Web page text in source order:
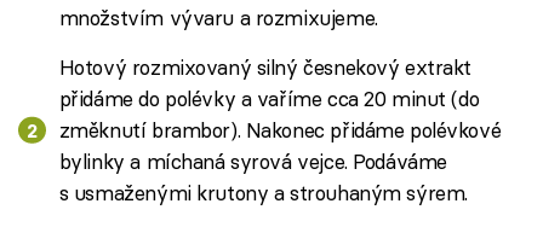
množstvím vývaru a rozmixujeme.
Hotový rozmixovaný silný česnekový extrakt
přidáme do polévky a vaříme cca 20 minut (do
změknutí brambor). Nakonec přidáme polévkové
bylinky a míchaná syrová vejce. Podáváme
s usmaženými krutony a strouhaným sýrem.